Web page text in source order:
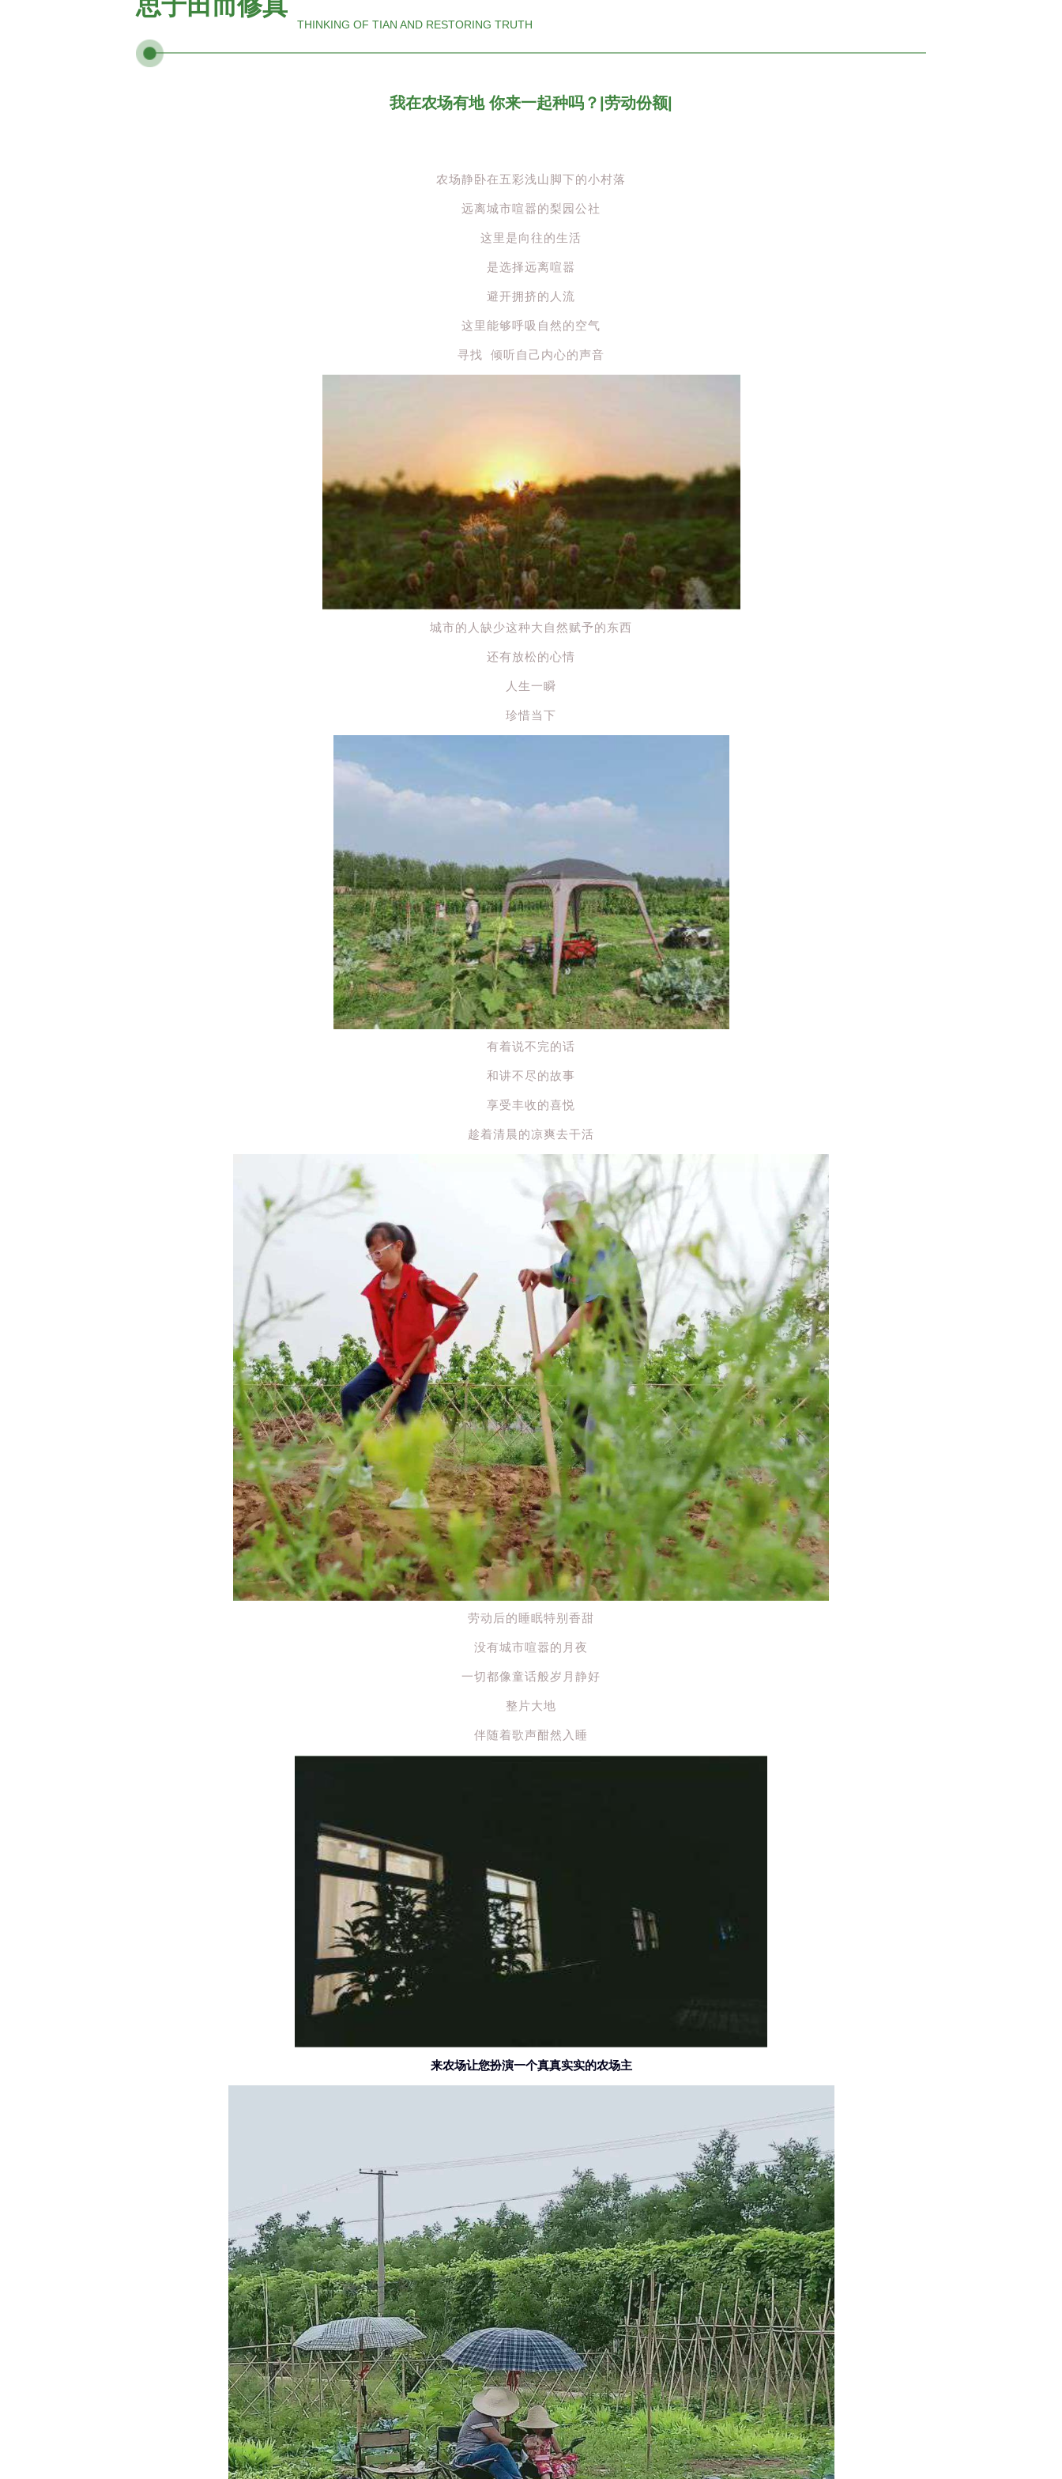
THINKING OF TIAN AND RESTORING TRUTH
我在农场有地 你来一起种吗？|劳动份额|
农场静卧在五彩浅山脚下的小村落
远离城市喧嚣的梨园公社
这里是向往的生活
是选择远离喧嚣
避开拥挤的人流
这里能够呼吸自然的空气
寻找 倾听自己内心的声音
城市的人缺少这种大自然赋予的东西
还有放松的心情
人生一瞬
珍惜当下
有着说不完的话
和讲不尽的故事
享受丰收的喜悦
趁着清晨的凉爽去干活
劳动后的睡眠特别香甜
没有城市喧嚣的月夜
一切都像童话般岁月静好
整片大地
伴随着歌声酣然入睡
来农场让您扮演一个真真实实的农场主